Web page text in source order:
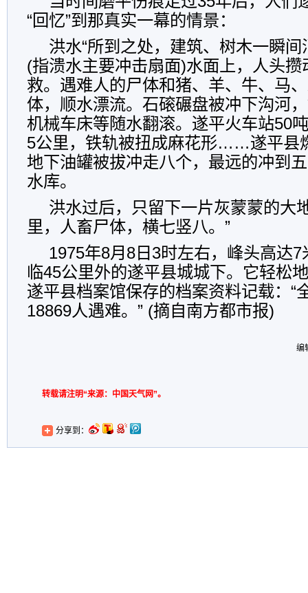
“回忆”到那真实一幕的情景：
洪水“所到之处，建筑、树木一瞬
(指溃水主要冲击扇面)水面上，人头
救。遇难人的尸体和猪、羊、牛、马
体，顺水漂流。石磙碾盘被冲下沟河
机械车床等随水翻滚。遂平火车站50
5公里，铁轨被扭成麻花形……遂平县
地下油罐被拔冲走八个，最远的冲到
水库。
洪水过后，只留下一片灰蒙蒙的大
里，人畜尸体，横七竖八。”
1975年8月8日3时左右，峰头高达
临45公里外的遂平县城城下。它轻松
遂平县档案馆保存的档案资料记载：“
18869人遇难。” (摘自南方都市报)
编
转载请注明“来源：中国天气网”。
分享到：